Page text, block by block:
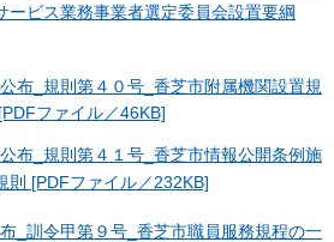
ービス業務事業者選定委員会設置要綱
布_規則第４０号_香芝市附属機関設置規
ファイル／46KB]
布_規則第４１号_香芝市情報公開条例施
則 [PDFファイル／232KB]
_訓令甲第９号_香芝市職員服務規程の一